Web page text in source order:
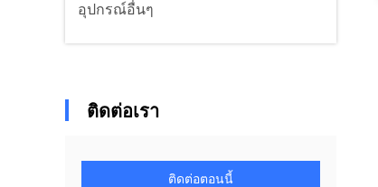
อุปกรณ์อื่นๆ
ติดต่อเรา
ติดต่อตอนนี้